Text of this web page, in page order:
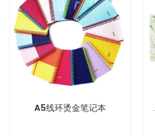
A5线环烫金笔记本